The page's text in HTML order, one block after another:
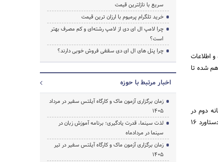
اطلاعات
شده تا
مقاطع تحصیلی، خدمات ویزا و اقامت 10 ساله خانه دوم در
کشور مالزی می باشد. نمایندگی بیش ازهفتاد دانشگاه، کالج، مدرسه بین المللی و آموزشگاه های زبان معتبر دستاورد 16
سریع با نازلترین قیمت
خرید تلگرام پرمیوم با ارزان ترین قیمت
چرا لامپ ال ای دی از لامپ رشته‌ای و کم مصرف بهتر
است؟
چرا پنل های ال ای دی سقفی فروش خوبی دارند؟
اخبار مرتبط با حوزه
زمان برگزاری آزمون ماک و کارگاه آیلتس سفیر در مرداد
1405
لذت سینما، قدرت یادگیری؛ برنامه آموزش زبان در
سینما در مردادماه
زمان برگزاری آزمون ماک و کارگاه آیلتس سفیر در تیر
1405